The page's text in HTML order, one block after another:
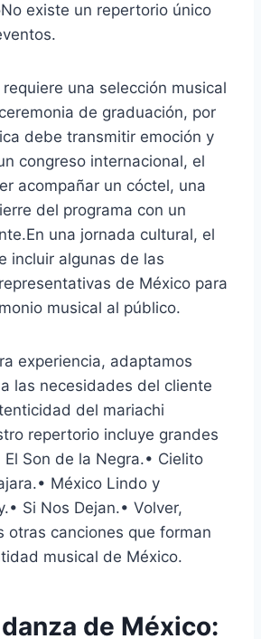
existe un repertorio único
una selección musical
de graduación, por
debe transmitir emoción y
congreso internacional, el
acompañar un cóctel, una
del programa con un
una jornada cultural, el
incluir algunas de las
de México para
musical al público.
experiencia, adaptamos
las necesidades del cliente
del mariachi
repertorio incluye grandes
Son de la Negra.• Cielito
México Lindo y
Si Nos Dejan.• Volver,
otras canciones que forman
musical de México.
de México: